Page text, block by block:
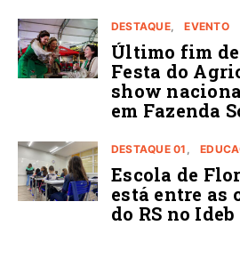
DESTAQUE EVENTO
Último fim de
Festa do
show
em Fazenda
DESTAQUE 01
Escola de
está entre as
do RS no Ideb